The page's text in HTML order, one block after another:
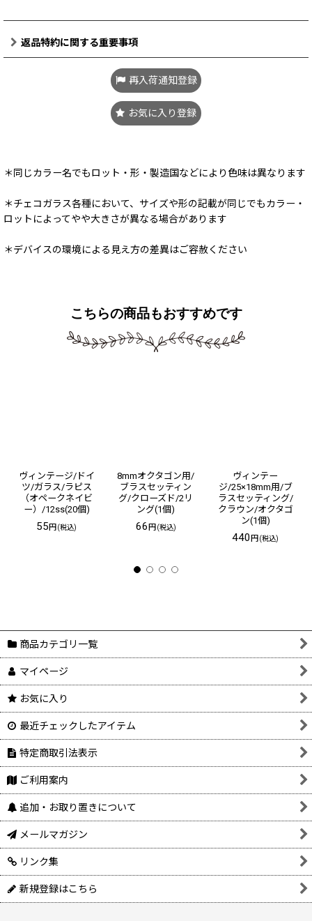
返品特約に関する重要事項
再入荷通知登録
お気に入り登録
＊同じカラー名でもロット・形・製造国などにより色味は異なります
＊チェコガラス各種において、サイズや形の記載が同じでもカラー・
ロットによってやや大きさが異なる場合があります
＊デバイスの環境による見え方の差異はご容赦ください
こちらの商品もおすすめです
ヴィンテージ/ドイ
ツ/ガラス/ラピス
（オペークネイビ
ー）/12ss(20個)
55円(税込)
8mmオクタゴン用/
ブラスセッティン
グ/クローズド/2リ
ング(1個)
66円(税込)
ヴィンテー
ジ/25×18mm用/ブ
ラスセッティング/
クラウン/オクタゴ
ン(1個)
440円(税込)
商品カテゴリ一覧
マイページ
お気に入り
最近チェックしたアイテム
特定商取引法表示
ご利用案内
追加・お取り置きについて
メールマガジン
リンク集
新規登録はこちら